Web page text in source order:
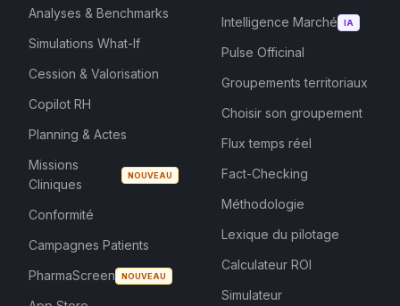
Analyses & Benchmarks
Simulations What-If
Cession & Valorisation
Copilot RH
Planning & Actes
Missions
Cliniques
NOUVEAU
Conformité
Campagnes Patients
PharmaScreen
NOUVEAU
Intelligence Marché IA
Pulse Officinal
Groupements territoriaux
Choisir son groupement
Flux temps réel
Fact-Checking
Méthodologie
Lexique du pilotage
Calculateur ROI
Simulateur